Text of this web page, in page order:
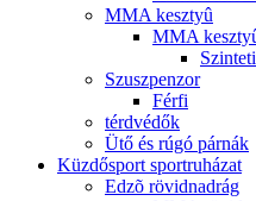
MMA kesztyû
MMA
Szuszpenzor
Férfi
térdvédők
Ütő és rúgó párnák
Küzdősport sportruházat
Edzõ rövidnadrág